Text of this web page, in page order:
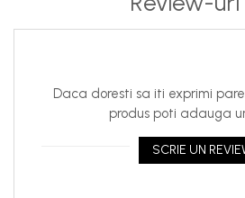
usuce.SPRAY PENTRU
MASINA: Perfect pentru
interiorul masinilor, camioanelor,
barcilor.MIROS DE MASINA NOUA:
Daca doresti sa iti exprimi
produs poti adauga
SCRIE UN